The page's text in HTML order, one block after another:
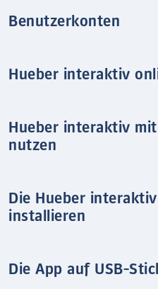
Benutzerkonten
Hueber interaktiv
Hueber interaktiv
nutzen
Die Hueber
installieren
Die App auf USB-